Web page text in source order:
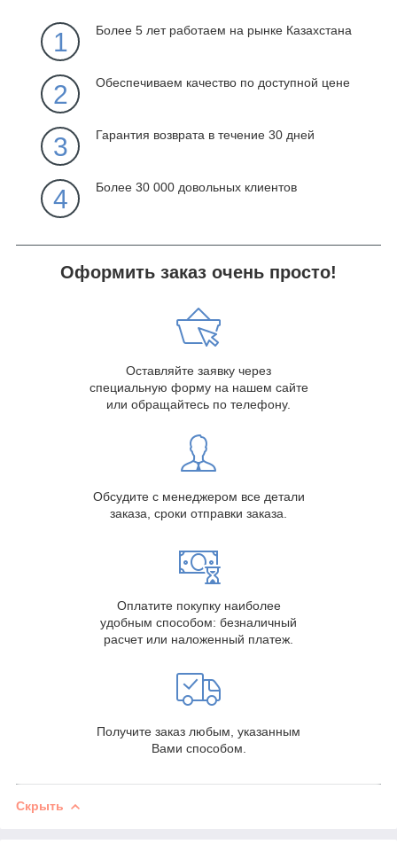
1 Более 5 лет работаем на рынке Казахстана
2 Обеспечиваем качество по доступной цене
3 Гарантия возврата в течение 30 дней
4 Более 30 000 довольных клиентов
Оформить заказ очень просто!
Оставляйте заявку через
специальную форму на нашем сайте
или обращайтесь по телефону.
Обсудите с менеджером все детали
заказа, сроки отправки заказа.
Оплатите покупку наиболее
удобным способом: безналичный
расчет или наложенный платеж.
Получите заказ любым, указанным
Вами способом.
Скрыть